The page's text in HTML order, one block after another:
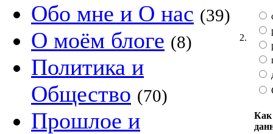
Обо мне и О нас (39)
О моём блоге (8)
Политика и
Общество (70)
Прошлое и
2.
Как